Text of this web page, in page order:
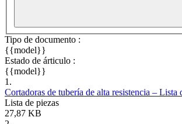
Tipo de documento :
{{model}}
Estado de árticulo :
{{model}}
1.
Cortadoras de tubería de alta resistencia – Lista
Lista de piezas
27,87 KB